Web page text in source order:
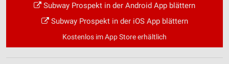
Subway Prospekt in der Android App blättern
Subway Prospekt in der iOS App blättern
Kostenlos im App Store erhältlich